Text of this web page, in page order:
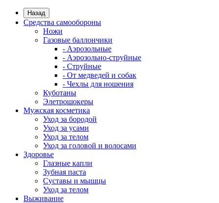
Назад
Средства самообороны
Ножи
Газовые баллончики
- Аэрозольные
- Аэрозольно-струйные
- Струйные
- От медведей и собак
- Чехлы для ношения
Куботаны
Элетрошокеры
Мужская косметика
Уход за бородой
Уход за усами
Уход за телом
Уход за головой и волосами
Здоровье
Глазные капли
Зубная паста
Суставы и мышцы
Уход за телом
Выживание